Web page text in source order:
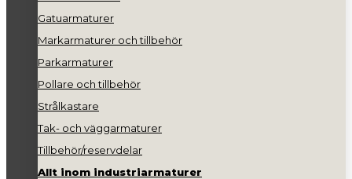
Gatuarmaturer
Markarmaturer och tillbehör
Parkarmaturer
Pollare och tillbehör
Strålkastare
Tak- och väggarmaturer
Tillbehör/reservdelar
Allt inom industriarmaturer